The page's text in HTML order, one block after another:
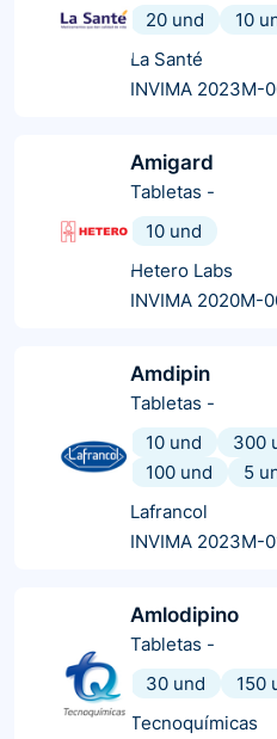
20 und
10
La Santé
INVIMA 2023M-
Amigard
Tabletas -
10 und
Hetero Labs
INVIMA 2020M-
Amdipin
Tabletas -
10 und
300
100 und
5
Lafrancol
INVIMA 2023M-
Amlodipino
Tabletas -
30 und
150
Tecnoquímicas